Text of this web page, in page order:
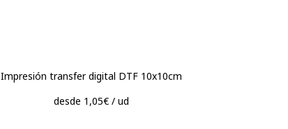
Impresión transfer digital DTF 10x10cm
desde 1,05€ / ud